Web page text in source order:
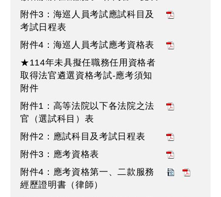
附件3：海巡人員考試應試科目及
考試日程表
附件4：海巡人員考試應考資格表
★114年未具擬任職務任用資格者
取得法官遴選資格考試-應考須知
附件
附件1：高等法院以下各法院之法
官（選試科目）表
附件2：應試科目及考試日程表
附件3：應考資格表
附件4：應考資格第一、二款服務
經歷證明書（律師）